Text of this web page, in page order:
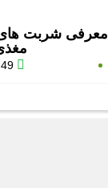
معرفی شربت های